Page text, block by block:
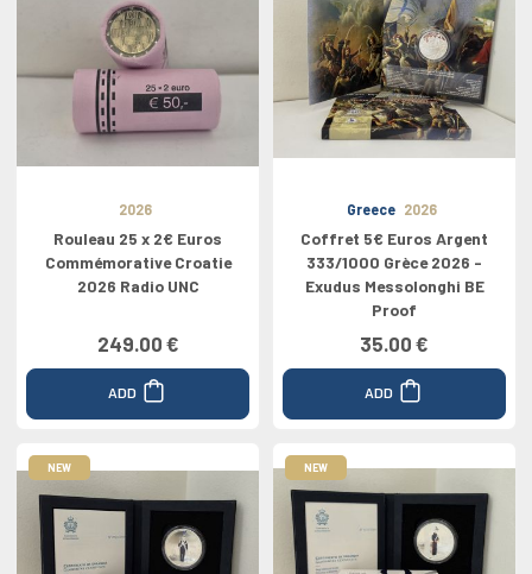
2026
Rouleau 25 x 2€ Euros
Commémorative Croatie
2026 Radio UNC
249.00 €
ADD
Greece 2026
Coffret 5€ Euros Argent
333/1000 Grèce 2026 -
Exudus Messolonghi BE
Proof
35.00 €
ADD
NEW NEW